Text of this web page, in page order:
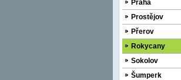
Praha
Prostějov
Přerov
Rokycany
Sokolov
Šumperk